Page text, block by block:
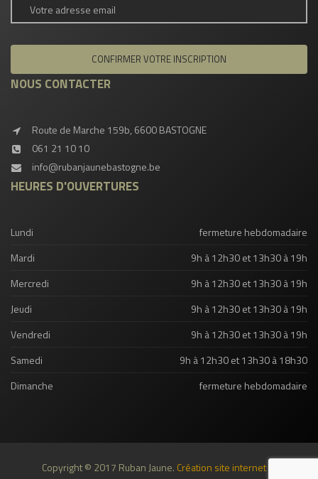
NOUS CONTACTER
Route de Marche 159b, 6600 BASTOGNE
061 21 10 10
info@rubanjaunebastogne.be
HEURES D'OUVERTURES
Lundi
fermeture hebdomadaire
Mardi
9h à 12h30 et 13h30 à 19h
Mercredi
9h à 12h30 et 13h30 à 19h
Jeudi
9h à 12h30 et 13h30 à 19h
Vendredi
9h à 12h30 et 13h30 à 19h
Samedi
9h à 12h30 et 13h30 à 18h30
Dimanche
fermeture hebdomadaire
Copyright © 2017 Ruban Jaune. Création site internet et